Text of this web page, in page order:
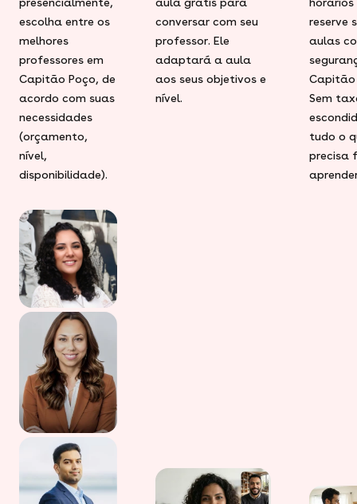
escolha entre os
melhores
professores em
Capitão Poço, de
acordo com suas
necessidades
(orçamento,
nível,
disponibilidade).
conversar com seu
professor. Ele
adaptará a aula
aos seus objetivos e
nível.
reserve
aulas
Capitão
Sem
tudo o
precisa